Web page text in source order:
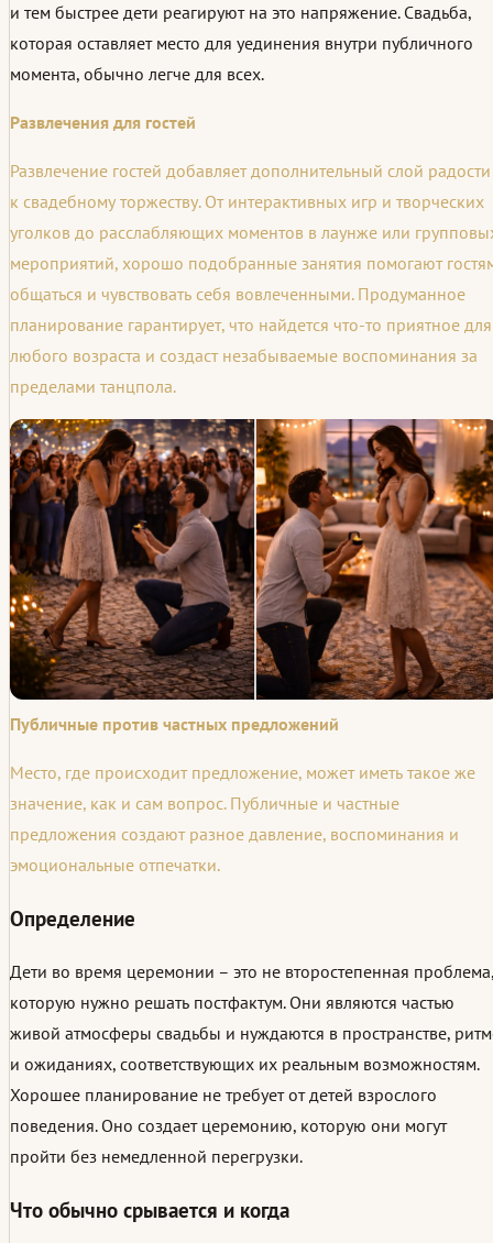
и тем быстрее дети реагируют на это напряжение. Свадьба,
которая оставляет место для уединения внутри публичного
момента, обычно легче для всех.
Развлечения для гостей
Развлечение гостей добавляет дополнительный слой радости
к свадебному торжеству. От интерактивных игр и творческих
уголков до расслабляющих моментов в лаунже или
мероприятий, хорошо подобранные занятия помогают
общаться и чувствовать себя вовлеченными. Продуманное
планирование гарантирует, что найдется что-то приятное для
любого возраста и создаст незабываемые воспоминания за
пределами танцпола.
Публичные против частных предложений
Место, где происходит предложение, может иметь такое же
значение, как и сам вопрос. Публичные и частные
предложения создают разное давление, воспоминания и
эмоциональные отпечатки.
Определение
Дети во время церемонии – это не второстепенная проблема,
которую нужно решать постфактум. Они являются частью
живой атмосферы свадьбы и нуждаются в пространстве,
и ожиданиях, соответствующих их реальным возможностям.
Хорошее планирование не требует от детей взрослого
поведения. Оно создает церемонию, которую они могут
пройти без немедленной перегрузки.
Что обычно срывается и когда